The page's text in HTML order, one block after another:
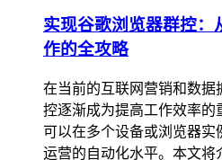
实现谷歌浏览器群控：
作的全攻略
在当前的互联网营销和数
控逐渐成为提高工作效率的
可以在多个设备或浏览器实
运营的自动化水平。本文